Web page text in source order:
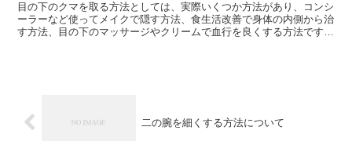
目の下のクマを取る方法としては、実際いくつか方法があり、コンシ
ーラーなど使ってメイクで隠す方法、食生活改善で身体の内側から治
す方法、目の下のマッサージやクリームで血行を良くする方法です。
二の腕を細くする方法について